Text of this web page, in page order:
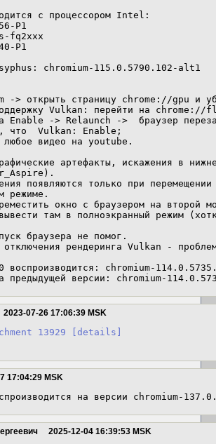
с процессором Intel:
P1
fq2xxx
P1
chromium-115.0.5790.102-alt1
-> открыть страницу chrome://gpu и
Vulkan: перейти на
Enable -> Relaunch ->  браузер
что  Vulkan: Enable;
любое видео на youtube.
артефакты, искажения в
появляются только при
режиме.
окно с браузером на второй
там в полноэкранный режим
браузера не помог.
отключения рендеринга Vulkan -
воспроизводится: chromium-
предыдущей версии: chromium-
2023-07-26 17:06:39 MSK
13929
[details]
17:04:29 MSK
на версии chromium-
2025-12-04 16:39:53 MSK